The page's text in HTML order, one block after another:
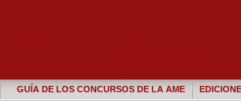
GUÍA DE LOS CONCURSOS DE LA AME